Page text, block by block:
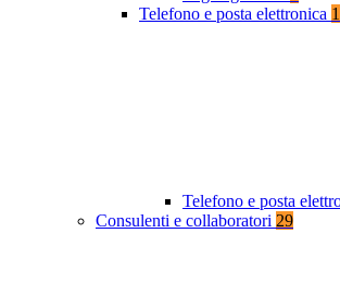
Telefono e posta elettronica 1
Telefono e posta
Consulenti e collaboratori 29